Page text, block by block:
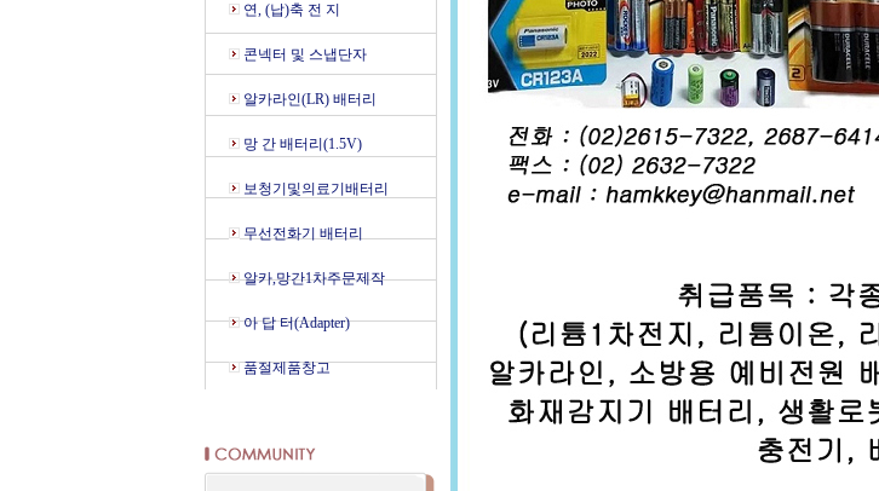
연, (납)축 전 지
콘넥터 및 스냅단자
알카라인(LR) 배터리
망 간 배터리(1.5V)
보청기및의료기배터리
무선전화기 배터리
알카,망간1차주문제작
아 답 터(Adapter)
품절제품창고